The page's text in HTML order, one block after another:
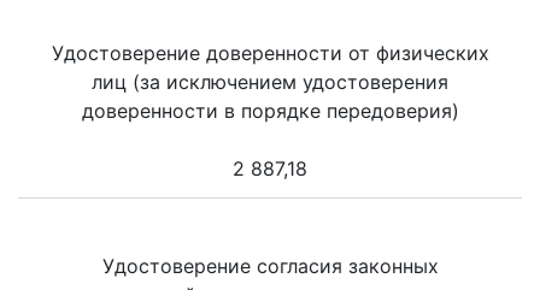
Удостоверение доверенности от физических
лиц (за исключением удостоверения
доверенности в порядке передоверия)
2 887,18
Удостоверение согласия законных